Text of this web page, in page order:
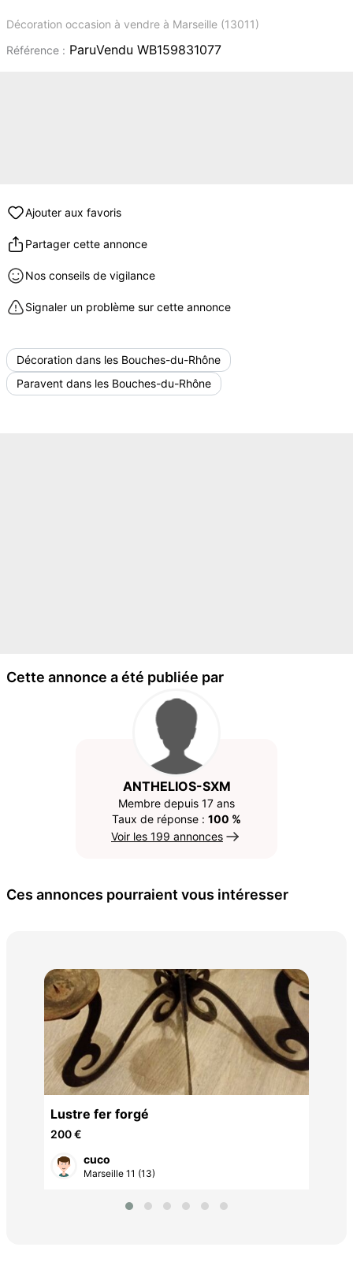
Décoration occasion à vendre à Marseille (13011)
Référence : ParuVendu WB159831077
Ajouter aux favoris
Partager cette annonce
Nos conseils de vigilance
Signaler un problème sur cette annonce
Décoration dans les Bouches-du-Rhône
Paravent dans les Bouches-du-Rhône
Cette annonce a été publiée par
ANTHELIOS-SXM
Membre depuis 17 ans
Taux de réponse : 100 %
Voir les 199 annonces
Ces annonces pourraient vous intéresser
Lustre fer forgé
200 €
cuco
Marseille 11 (13)